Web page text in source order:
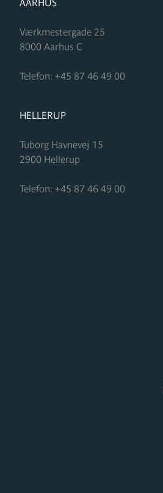
Værkmestergade 25
8000 Aarhus C
Telefon: +45 87 46 49 00
FORMUPLEJE
HELLERUP
Tuborg Havnevej 15
2900 Hellerup
Telefon: +45 87 46 49 00